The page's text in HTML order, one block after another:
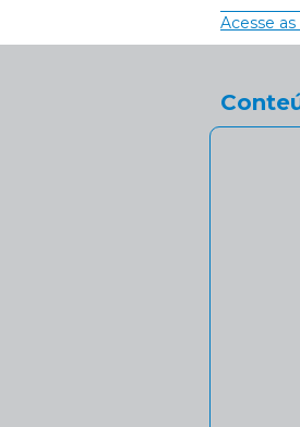
Acesse